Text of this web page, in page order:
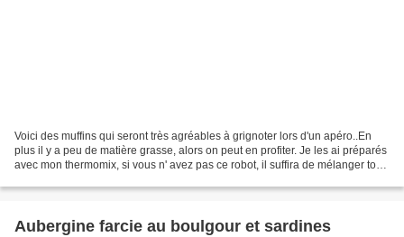
Voici des muffins qui seront très agréables à grignoter lors d'un apéro..En
plus il y a peu de matière grasse, alors on peut en profiter. Je les ai préparés
avec mon thermomix, si vous n' avez pas ce robot, il suffira de mélanger tous
Aubergine farcie au boulgour et sardines